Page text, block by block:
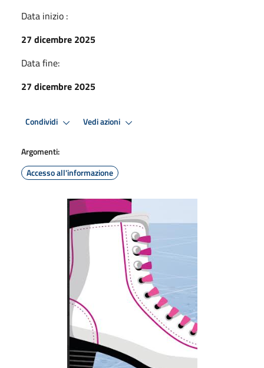
Data inizio :
27 dicembre 2025
Data fine:
27 dicembre 2025
Condividi Vedi azioni
Argomenti:
Accesso all'informazione